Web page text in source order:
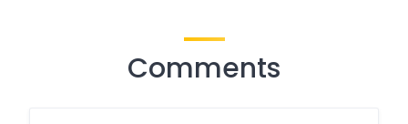
Comments